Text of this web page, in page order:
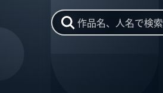
作品名、人名で検索